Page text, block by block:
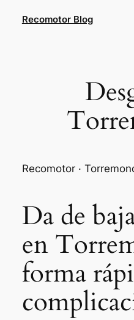
Recomotor Blog
Recomotor ·
Da de
en
forma